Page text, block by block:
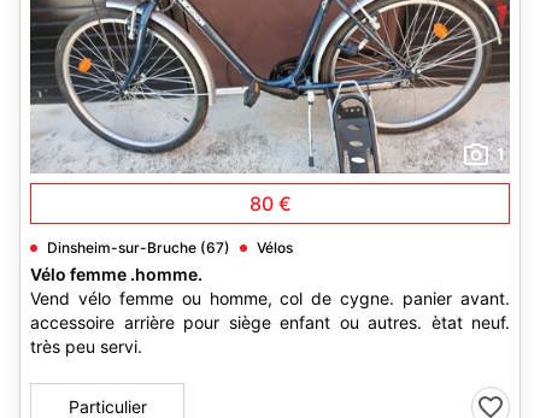
1
80 €
Dinsheim-sur-Bruche (67) Vélos
Vélo femme .homme.
Vend vélo femme ou homme, col de cygne. panier avant.
accessoire arrière pour siège enfant ou autres. ètat neuf.
très peu servi.
Particulier